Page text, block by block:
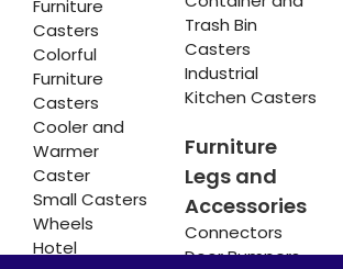
Furniture
Casters
Colorful
Furniture
Casters
Cooler and
Warmer
Caster
Small Casters
Wheels
Hotel
Trash Bin
Casters
Industrial
Kitchen Casters
Furniture
Legs and
Accessories
Connectors
Door Bumpers